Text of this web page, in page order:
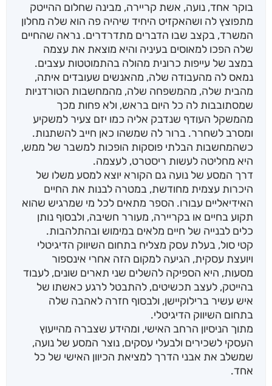
בוקר אחד, נועה, אשת קריירה, מבינה שחלום ההייטק
מתפוצץ לה ושהאקזיט היחיד שיהיה פה הוא שלה מחלון
המשרד, בקצב שבו הדברים מתדרדרים. נראה שהחיים
שלה הפכו למאוסים בעיניה והיא מוצאת את עצמה
במצב של עייפות כרונית מהולה בהתמוטטות עצבים.
נמאס לה מהעבודה שלה, מהאנשים שעובדים איתה,
מהבית שלה, מהמשפחה שלה, מהמחשבות הטורדניות
שמסתובבות לה כל היום בראש, ולא פחות מכך
מהמשקל העודף שנדבק אליה כמו יזם צעיר למשקיע
ומסרב לשחרר. ברור לה שמשהו כאן חייב להשתנות.
כשהמחשבות הבלתי פוסקות הופכות למשבר של ממש,
היא מחליטה לעשות ריסטרט, לעצמה.
דרך המסע של נועה גם הקורא יוצא למסע משלו של
היכרות עצמית מחודשת, במטרה לבנות את החיים
האידיאליים עבורו. הספר מתאים לכל מי שמרגיש שהוא
תקוע בחיים או בקריירה, מעורר חשיבה, ולבסוף נותן
כלים לבנייה של חיים מלאים במימוש ובהתלהבות.
קטי סול, בעלת עסק מצליח בתחום השיווק הדיגיטלי
ויועצת עסקית, הגיעה למקום הזה אחרי אינספור
מסעות, היא הספיקה להשלים שני תארים שונים, לעבוד
בהייטק, לעצב תכשיטים, להתבטל לרגע כאשתו של
איש עשיר ברילוקיישן, ולבסוף חזרה לאהבה שלה
בתחום השיווק הדיגיטלי.
מתוך הניסיון הרחב האישי, ומהידע שצברה מהייעוץ
העסקי לשכירים ולבעלי עסקים, נוצר המסע של נועה,
שמשלב את אבני הדרך למציאת הכיוון האישי של כל
אחד.